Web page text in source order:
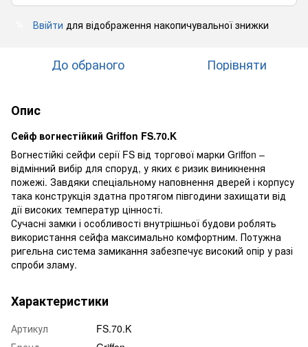
Ввійти для відображення накопичувальної знижки
До обраного Порівняти
Опис
Сейф вогнестійкий Griffon FS.70.K
Вогнестійкі сейфи серії FS від торгової марки Griffon –
відмінний вибір для споруд, у яких є ризик виникнення
пожежі. Завдяки спеціальному наповнення дверей і корпусу
така конструкція здатна протягом півгодини захищати від
дії високих температур цінності.
Сучасні замки і особливості внутрішньої будови роблять
використання сейфа максимально комфортним. Потужна
ригельна система замикання забезпечує високий опір у разі
спроби зламу.
Характеристики
Артикул
FS.70.K